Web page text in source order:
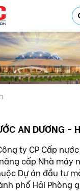
AN DƯƠNG -
ty CP Cấp
cấp Nhà máy
Dự án đầu tư
phố Hải Phòng